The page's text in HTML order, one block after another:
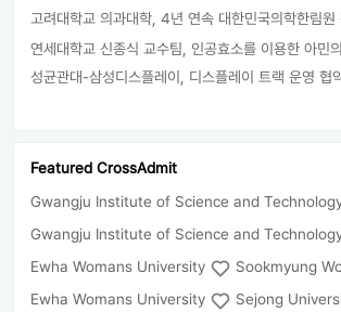
성균관대-삼성디스플레이, 디스플레이 트랙 운영 협
Featured CrossAdmit
Gwangju Institute of Science and
Gwangju Institute of Science and
Ewha Womans University
Sookmyung
Ewha Womans University
Sejong